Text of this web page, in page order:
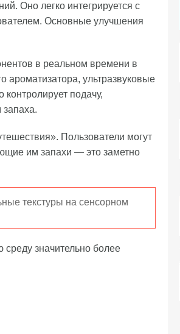
Оно легко интегрируется с
Основные улучшения
в реальном времени в
ароматизатора, ультразвуковые
подачу,
Пользователи могут
им запахи — это заметно
текстуры на сенсорном
среду значительно более